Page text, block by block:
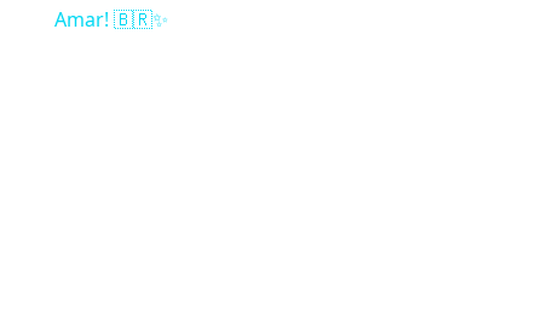
Amar! 🇧🇷✨